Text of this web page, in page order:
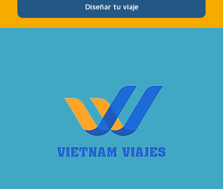
Diseñar tu viaje